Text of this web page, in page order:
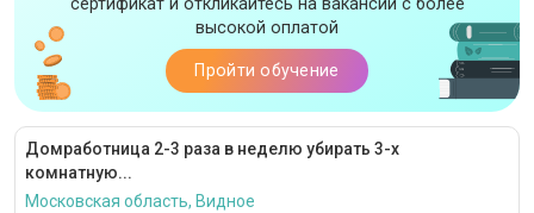
сертификат и откликайтесь на вакансии с более
высокой оплатой
Пройти обучение
Домработница 2-3 раза в неделю убирать 3-х
комнатную...
Московская область, Видное